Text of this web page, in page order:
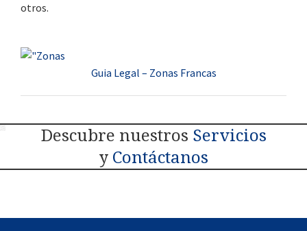
otros.
Guia Legal – Zonas Francas
Descubre nuestros Servicios
y Contáctanos